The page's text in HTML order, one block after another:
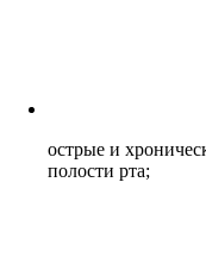
острые и
полости рта;